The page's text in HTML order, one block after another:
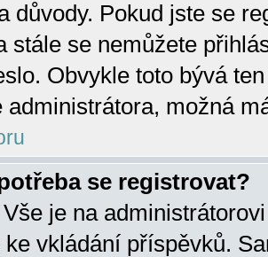
důvody. Pokud jste se
stále se nemůžete
Obvykle toto bývá
administrátora, možná
se registrovat?
je na
ke vkládání příspěvků.